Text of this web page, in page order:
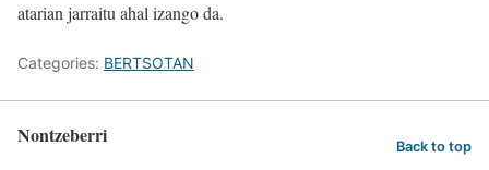
atarian jarraitu ahal izango da.
Categories: BERTSOTAN
Nontzeberri Back to top